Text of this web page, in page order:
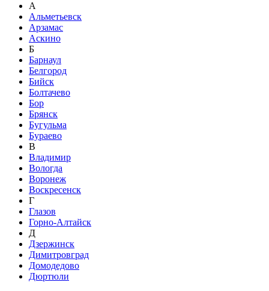
А
Альметьевск
Арзамас
Аскино
Б
Барнаул
Белгород
Бийск
Болтачево
Бор
Брянск
Бугульма
Бураево
В
Владимир
Вологда
Воронеж
Воскресенск
Г
Глазов
Горно-Алтайск
Д
Дзержинск
Димитровград
Домодедово
Дюртюли